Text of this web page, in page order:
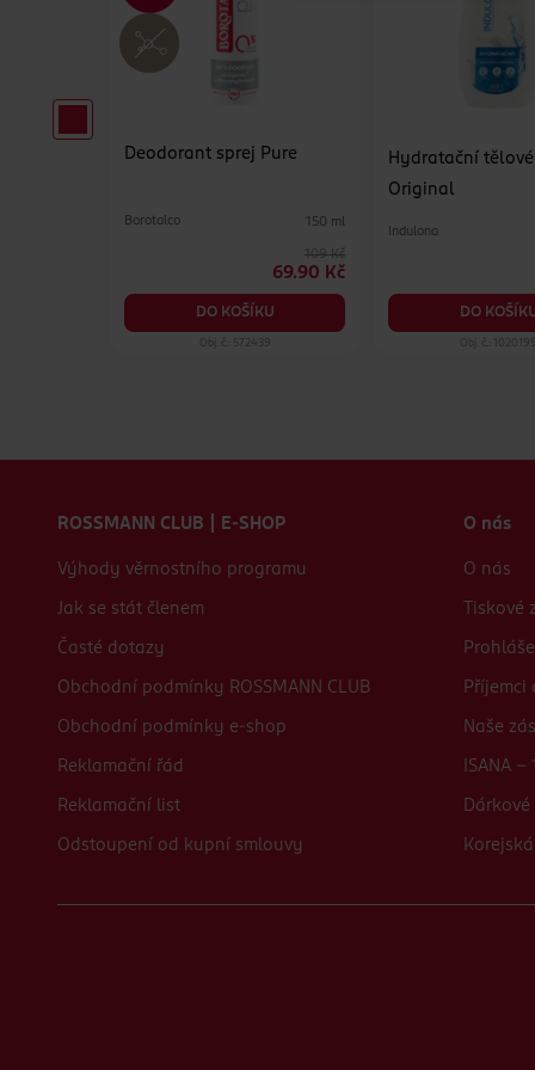
Deodorant sprej Pure
Borotalco 150 ml
109 Kč
69.90 Kč
DO KOŠÍKU
Obj. č.: 572439
Hydratační
Original
Indulona
DO
Obj. č.: 1020199
ROSSMANN CLUB | E-SHOP
Výhody věrnostního programu
Jak se stát členem
Časté dotazy
Obchodní podmínky ROSSMANN CLUB
Obchodní podmínky e-shop
Reklamační řád
Reklamační list
Odstoupení od kupní smlouvy
O nás
O nás
Tiskové
Příjemci
Naše
ISANA